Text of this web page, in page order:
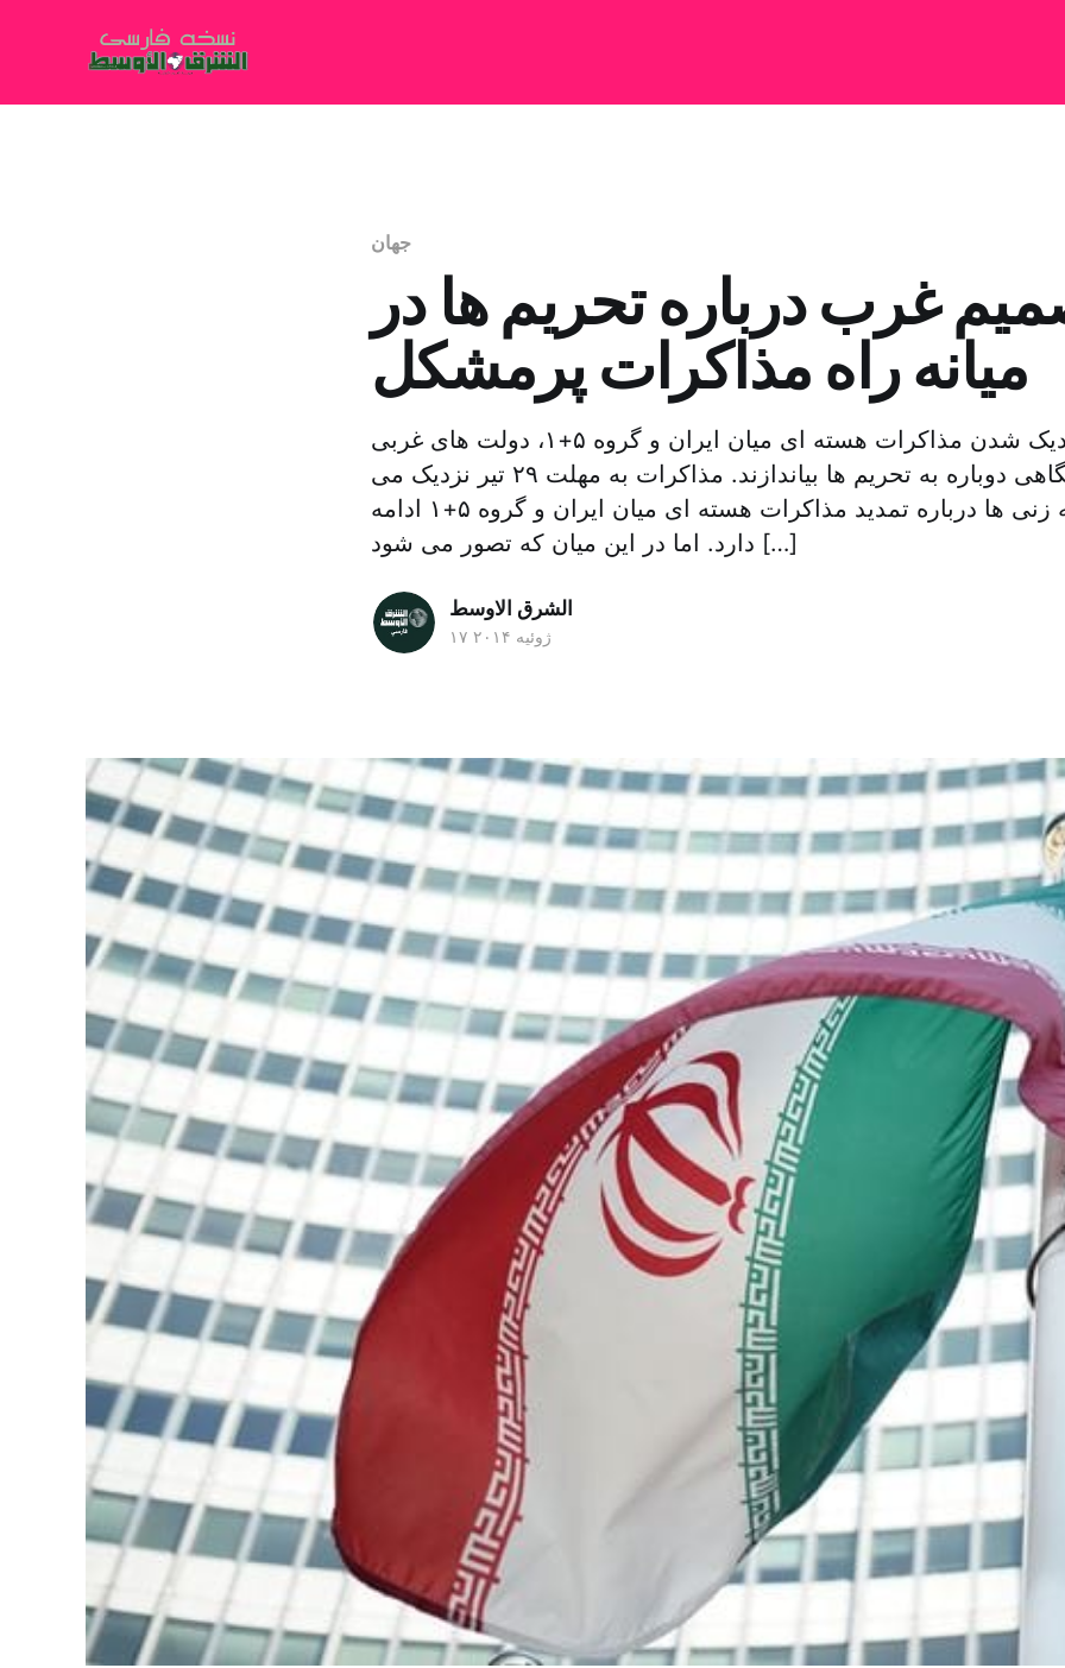
جهان
غرب درباره تحریم ها در
میانه راه مذاکرات پرمشکل
همزمان به نزدیک شدن مذاکرات هسته ای میان ایران و گروه ۵+۱، دولت های غربی
تصمیم گرفتند نگاهی دوباره به تحریم ها بیاندازند. مذاکرات به مهلت ۲۹ تیر نزدیک می
شوند و گمانه زنی ها درباره تمدید مذاکرات هسته ای میان ایران و گروه ۵+۱ ادامه
دارد. اما در این میان که تصور می شود […]
الشرق الاوسط
۱۷ ژوئیه ۲۰۱۴